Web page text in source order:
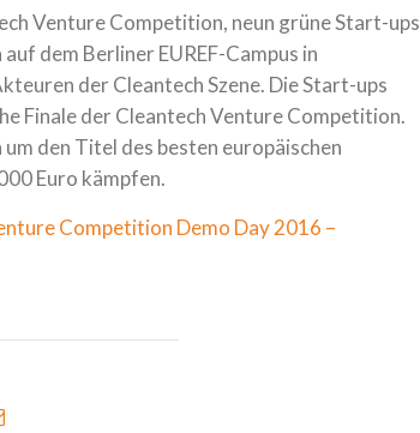
Venture Competition, neun grüne Start-ups
dem Berliner EUREF-Campus in
der Cleantech Szene. Die Start-ups
Finale der Cleantech Venture Competition.
den Titel des besten europäischen
Euro kämpfen.
Competition Demo Day 2016 –